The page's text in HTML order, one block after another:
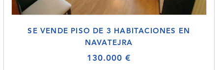
SE VENDE PISO DE 3 HABITACIONES EN
NAVATEJRA
130.000 €